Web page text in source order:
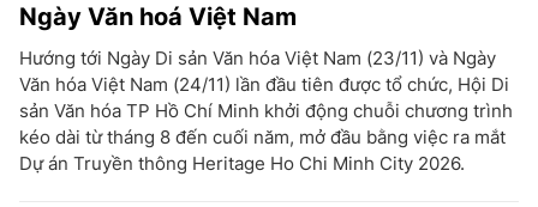
Ngày Văn hoá Việt Nam
Hướng tới Ngày Di sản Văn hóa Việt Nam (23/11) và Ngày
Văn hóa Việt Nam (24/11) lần đầu tiên được tổ chức, Hội Di
sản Văn hóa TP Hồ Chí Minh khởi động chuỗi chương trình
kéo dài từ tháng 8 đến cuối năm, mở đầu bằng việc ra mắt
Dự án Truyền thông Heritage Ho Chi Minh City 2026.